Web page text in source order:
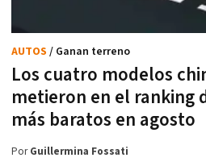
Los cuatro modelos
metieron en el ranking
más baratos en agosto
AUTOS / Ganan terreno
PorGuillermina Fossati